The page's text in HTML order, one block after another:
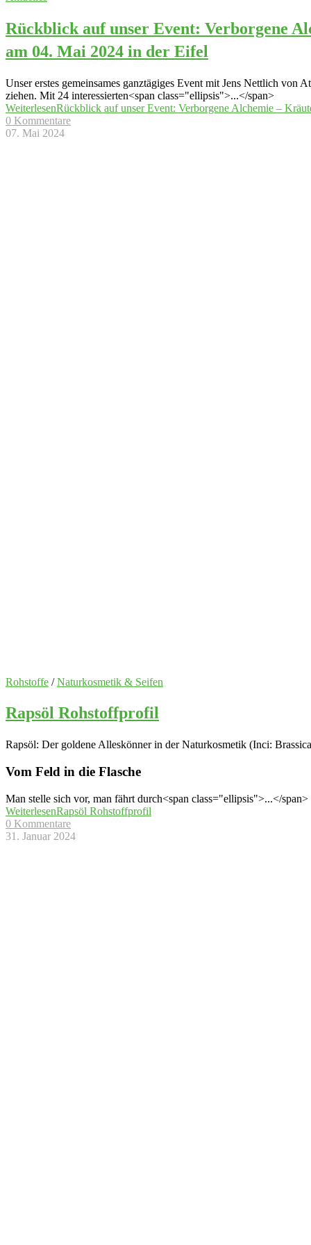
Rückblick auf unser Event: Verborgene
am 04. Mai 2024 in der Eifel
Unser erstes gemeinsames ganztägiges Event mit Jens Nettlich von
ziehen. Mit 24 interessierten<span class="ellipsis">...</span>
WeiterlesenRückblick auf unser Event: Verborgene Alchemie –
0 Kommentare
07. Mai 2024
Rohstoffe /Naturkosmetik & Seifen
Rapsöl Rohstoffprofil
Rapsöl: Der goldene Alleskönner in der Naturkosmetik (Inci:
Vom Feld in die Flasche
Man stelle sich vor, man fährt durch<span class="ellipsis">...</span>
WeiterlesenRapsöl Rohstoffprofil
0 Kommentare
31. Januar 2024